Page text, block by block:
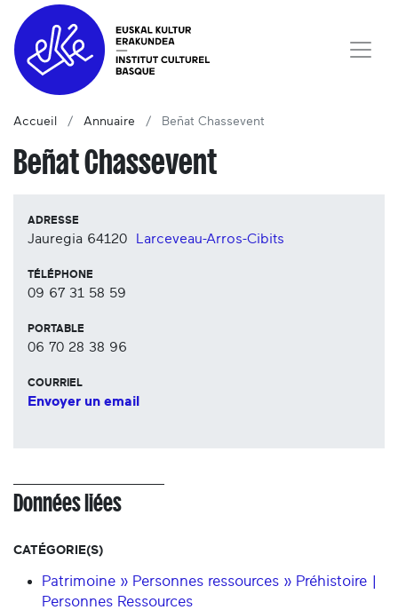
Accueil Annuaire Beñat Chassevent
Beñat Chassevent
ADRESSE
Jauregia 64120 Larceveau-Arros-Cibits
TÉLÉPHONE
09 67 31 58 59
PORTABLE
06 70 28 38 96
COURRIEL
Envoyer un email
Données liées
CATÉGORIE(S)
Patrimoine » Personnes ressources » Préhistoire |
Personnes Ressources